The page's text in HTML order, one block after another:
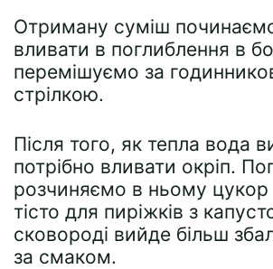
Отриману суміш
вливати в поглиблення в
перемішуємо за
стрілкою.
Після того, як тепла вода
потрібно вливати окріп.
розчиняємо в ньому цукор
тісто для пиріжків з
сковороді вийде більш
за смаком.